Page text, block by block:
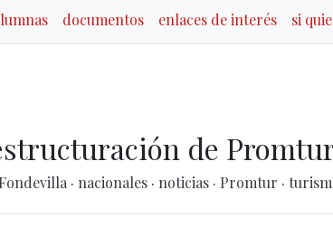
documentos enlaces de interés si
de
· nacionales · noticias · Promtur ·